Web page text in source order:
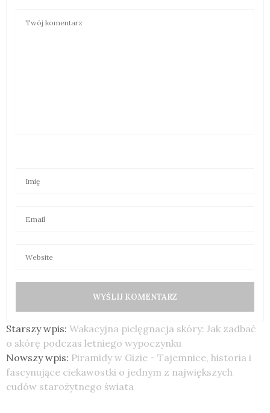
Starszy wpis: Wakacyjna pielęgnacja skóry: Jak zadbać
o skórę podczas letniego wypoczynku
Nowszy wpis: Piramidy w Gizie - Tajemnice, historia i
fascynujące ciekawostki o jednym z największych
cudów starożytnego świata